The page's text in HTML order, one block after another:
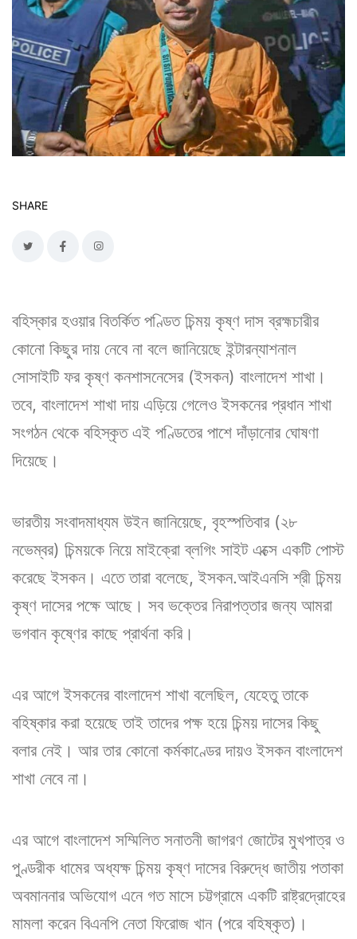
SHARE
বহিস্কার হওয়ার বিতর্কিত পণ্ডিত চিন্ময় কৃষ্ণ দাস ব্রহ্মচারীর
কোনো কিছুর দায় নেবে না বলে জানিয়েছে ইন্টারন্যাশনাল
সোসাইটি ফর কৃষ্ণ কনশাসনেসের (ইসকন) বাংলাদেশ শাখা।
তবে, বাংলাদেশ শাখা দায় এড়িয়ে গেলেও ইসকনের প্রধান শাখা
সংগঠন থেকে বহিস্কৃত এই পণ্ডিতের পাশে দাঁড়ানোর ঘোষণা
দিয়েছে।
ভারতীয় সংবাদমাধ্যম উইন জানিয়েছে, বৃহস্পতিবার (২৮
নভেম্বর) চিন্ময়কে নিয়ে মাইক্রো ব্লগিং সাইট এক্সে একটি পোস্ট
করেছে ইসকন। এতে তারা বলেছে, ইসকন.আইএনসি শ্রী চিন্ময়
কৃষ্ণ দাসের পক্ষে আছে। সব ভক্তের নিরাপত্তার জন্য আমরা
ভগবান কৃষ্ণের কাছে প্রার্থনা করি।
এর আগে ইসকনের বাংলাদেশ শাখা বলেছিল, যেহেতু তাকে
বহিষ্কার করা হয়েছে তাই তাদের পক্ষ হয়ে চিন্ময় দাসের কিছু
বলার নেই। আর তার কোনো কর্মকাণ্ডের দায়ও ইসকন বাংলাদেশ
শাখা নেবে না।
এর আগে বাংলাদেশ সম্মিলিত সনাতনী জাগরণ জোটের মুখপাত্র ও
পুণ্ডরীক ধামের অধ্যক্ষ চিন্ময় কৃষ্ণ দাসের বিরুদ্ধে জাতীয় পতাকা
অবমাননার অভিযোগ এনে গত মাসে চট্টগ্রামে একটি রাষ্ট্রদ্রোহের
মামলা করেন বিএনপি নেতা ফিরোজ খান (পরে বহিষ্কৃত)।